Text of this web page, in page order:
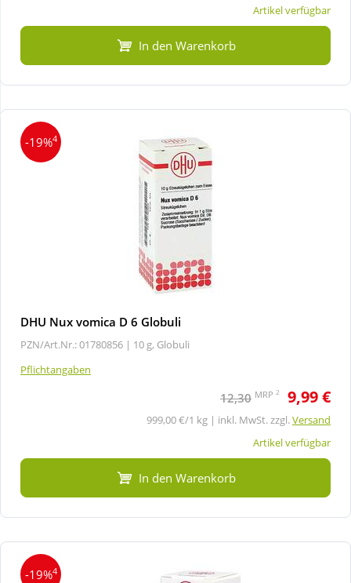
Tierbedarf
Wellness
Artikel verfügbar
In den Warenkorb
-19%4
DHU Nux vomica D 6 Globuli
PZN/Art.Nr.: 01780856 | 10 g, Globuli
Pflichtangaben
12,30 MRP 2 9,99 €
999,00 €/1 kg | inkl. MwSt. zzgl.Versand
Artikel verfügbar
In den Warenkorb
-19%4